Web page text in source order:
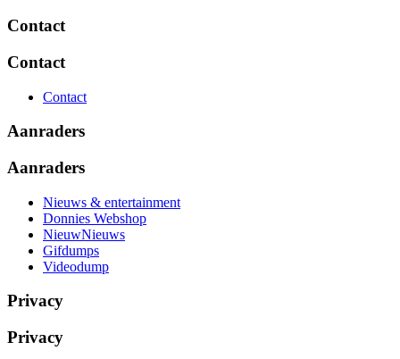
Contact
Contact
Contact
Aanraders
Aanraders
Nieuws & entertainment
Donnies Webshop
NieuwNieuws
Gifdumps
Videodump
Privacy
Privacy